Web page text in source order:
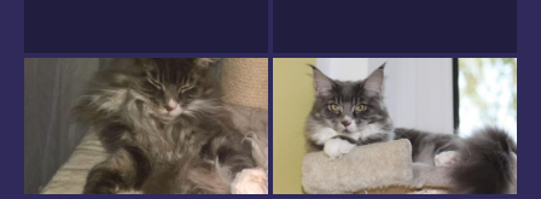
Infothek
Kontakt